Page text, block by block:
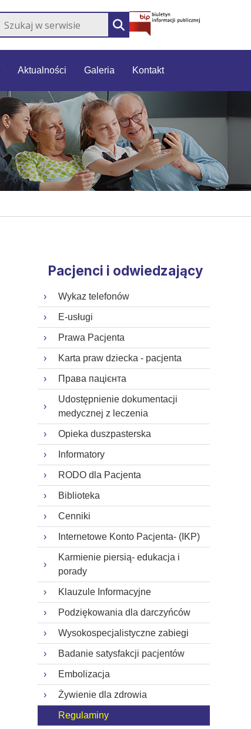
SZUKAJ
Aktualności Galeria Kontakt
Pacjenci i odwiedzający
Wykaz telefonów
E-usługi
Prawa Pacjenta
Karta praw dziecka - pacjenta
Права пацієнта
Udostępnienie dokumentacji
medycznej z leczenia
Opieka duszpasterska
Informatory
RODO dla Pacjenta
Biblioteka
Cenniki
Internetowe Konto Pacjenta- (IKP)
Karmienie piersią- edukacja i
porady
Klauzule Informacyjne
Podziękowania dla darczyńców
Wysokospecjalistyczne zabiegi
Badanie satysfakcji pacjentów
Embolizacja
Żywienie dla zdrowia
Regulaminy